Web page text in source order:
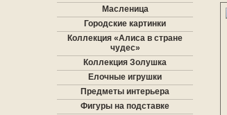
Масленица
Городские картинки
Коллекция «Алиса в стране
чудес»
Коллекция Золушка
Елочные игрушки
Предметы интерьера
Фигуры на подставке